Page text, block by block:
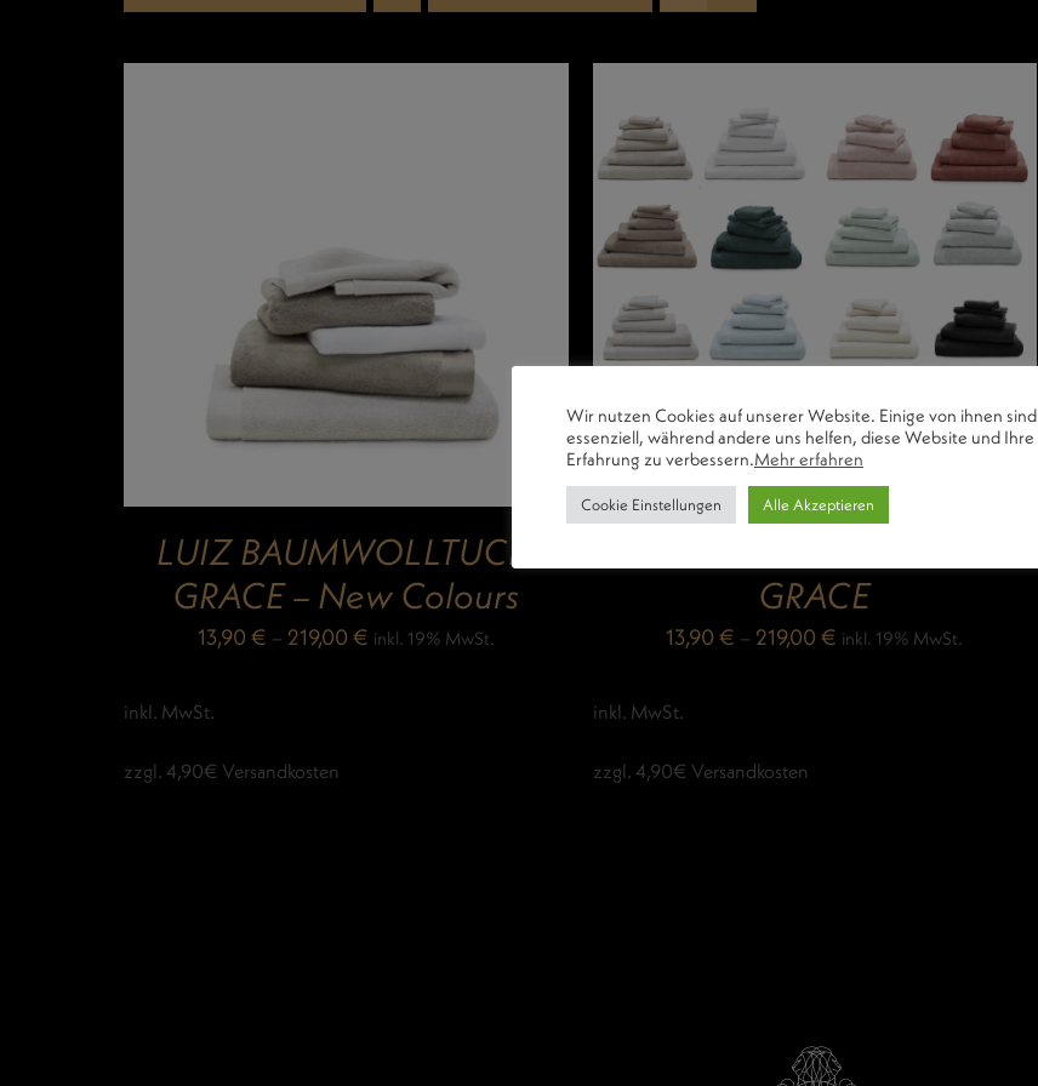
LUIZ BAUMWOLLTUCH
GRACE – New Colours
13,90 € – 219,00 € inkl. 19% MwSt.
inkl. MwSt.
zzgl. 4,90€ Versandkosten
GRACE
13,90€ – 219,00€ inkl. 19% MwSt.
inkl. MwSt.
zzgl. 4,90€ Versandkosten
Wir nutzen Cookies auf unserer Website. Einige von ihnen sind
essenziell, während andere uns helfen, diese Website und Ihre
Erfahrung zu verbessern.Mehr erfahren
Cookie Einstellungen Alle Akzeptieren